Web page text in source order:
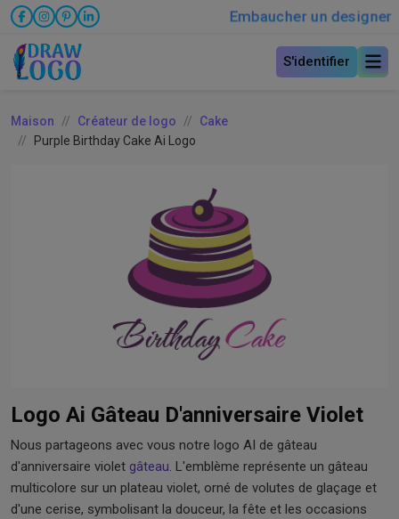
Embaucher un designer
S'identifier
Maison Créateur de logo
Cake
Purple Birthday Cake Ai Logo
Logo Ai Gâteau D'anniversaire Violet
Nous partageons avec vous notre logo AI de gâteau
d'anniversaire violet gâteau . L'emblème représente un gâteau
multicolore sur un plateau violet, orné de volutes de glaçage et
d'une cerise, symbolisant la douceur, la fête et les occasions